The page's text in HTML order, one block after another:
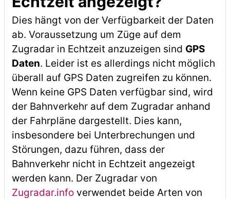
Dies hängt von der Verfügbarkeit der Daten
ab. Voraussetzung um Züge auf dem
Zugradar in Echtzeit anzuzeigen sind GPS
Daten. Leider ist es allerdings nicht möglich
überall auf GPS Daten zugreifen zu können.
Wenn keine GPS Daten verfügbar sind, wird
der Bahnverkehr auf dem Zugradar anhand
der Fahrpläne dargestellt. Dies kann,
insbesondere bei Unterbrechungen und
Störungen, dazu führen, dass der
Bahnverkehr nicht in Echtzeit angezeigt
werden kann. Der Zugradar von
Zugradar.infoverwendet beide Arten von